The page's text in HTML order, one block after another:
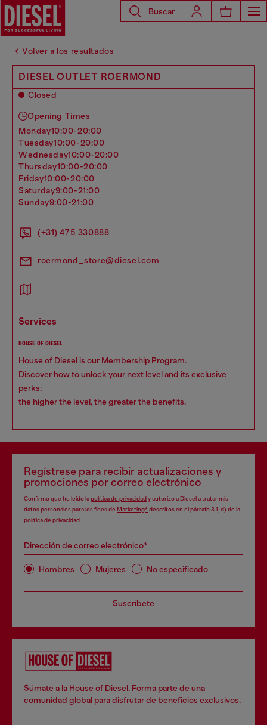
Buscar
Volver a los resultados
DIESEL OUTLET ROERMOND
Closed
Opening Times
monday10:00-20:00
tuesday10:00-20:00
wednesday10:00-20:00
thursday10:00-20:00
friday10:00-20:00
saturday9:00-21:00
sunday9:00-21:00
(+31) 475 330888
roermond_store@diesel.com
services
HOUSE OF DIESEL
House of Diesel is our Membership Program.
Discover how to unlock your next level and its exclusive
perks:
the higher the level, the greater the benefits.
Regístrese para recibir actualizaciones y
promociones por correo electrónico
Confirmo que he leído lapolítica de privacidady autorizo a Diesel a tratar mis
datos personales para los fines de Marketing*descritos en el párrafo 3.1, d) de la
política de privacidad
Dirección de correo electrónico*
Hombres Mujeres No especificado
Suscríbete
Súmate a la House of Diesel. Forma parte de una
comunidad global para disfrutar de beneficios exclusivos.